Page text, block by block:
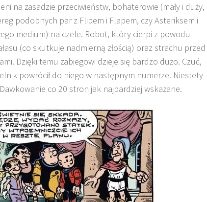
na zasadzie przeciwieństw, bohaterowie (mały i duży,
podobnych par z Flipem i Flapem, czy Asteriksem i
medium) na czele. Robot, który cierpi z powodu
(co skutkuje nadmierną złością) oraz strachu przed
Dzięki temu zabiegowi dzieje się bardzo dużo. Czuć,
powrócił do niego w następnym numerze. Niestety
co 20 stron jak najbardziej wskazane.